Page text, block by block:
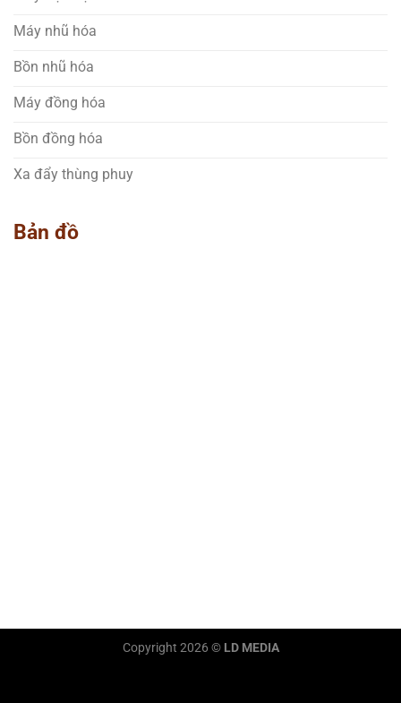
Máy nhũ hóa
Bồn nhũ hóa
Máy đồng hóa
Bồn đồng hóa
Xa đẩy thùng phuy
Bản đồ
Copyright 2026 © LD MEDIA